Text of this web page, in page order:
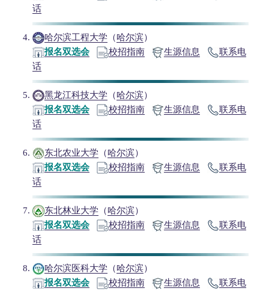
话
哈尔滨工程大学 （哈尔滨）
报名双选会
校招指南 生源信息
联系电
话
黑龙江科技大学 （哈尔滨）
报名双选会
校招指南 生源信息
联系电
话
东北农业大学 （哈尔滨）
报名双选会
校招指南 生源信息
联系电
话
东北林业大学 （哈尔滨）
报名双选会
校招指南 生源信息
联系电
话
哈尔滨医科大学 （哈尔滨）
报名双选会
校招指南 生源信息
联系电